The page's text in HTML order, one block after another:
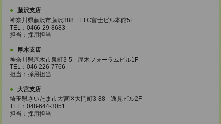
藤沢支店
神奈川県藤沢市藤沢388 F.I.C富士ビル本館5F
TEL：0466-29-8683
担当：採用担当
厚木支店
神奈川県厚木市泉町3-5 厚木フォーラムビル1F
TEL：046-226-7766
担当：採用担当
大宮支店
埼玉県さいたま市大宮区大門町3-88 逸見ビル2F
TEL：048-644-3051
担当：採用担当